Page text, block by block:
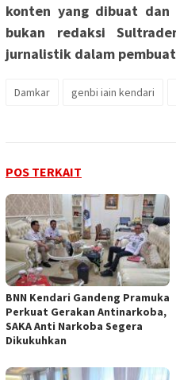
konten yang dibuat
bukan redaksi
jurnalistik dalam
Damkar genbi iain kendari
POS TERKAIT
BNN Kendari Gandeng Pramuka
Perkuat Gerakan Antinarkoba,
SAKA Anti Narkoba Segera
Dikukuhkan